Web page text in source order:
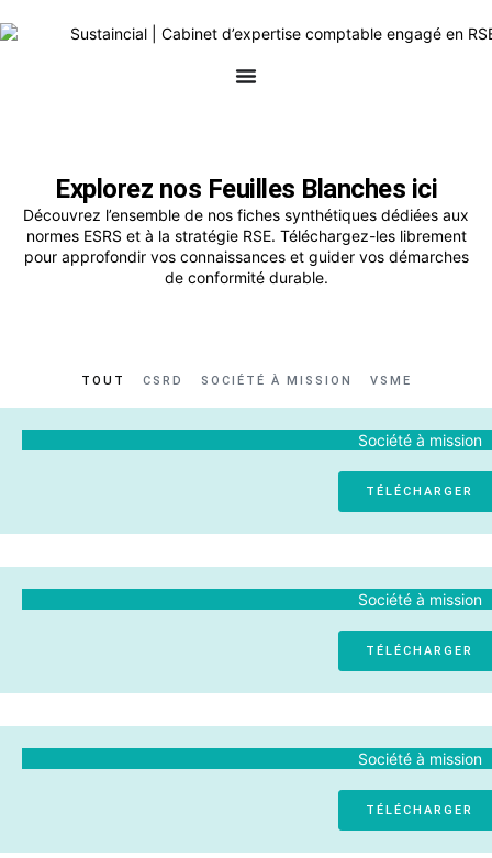
Explorez nos Feuilles Blanches ici
Découvrez l’ensemble de nos fiches synthétiques dédiées aux
normes ESRS et à la stratégie RSE. Téléchargez-les librement
pour approfondir vos connaissances et guider vos démarches
de conformité durable.
CSRD SOCIÉTÉ À MISSION VSME
TOUT
Société à mission
TÉLÉCHARGER
Société à mission
TÉLÉCHARGER
Société à mission
TÉLÉCHARGER